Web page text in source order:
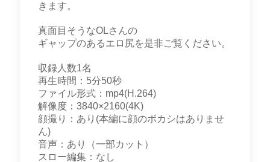
きます。
真面目そうなOLさんの
ギャップのあるエロ尻を是非ご覧ください。
収録人数1名
再生時間：5分50秒
ファイル形式：mp4(H.264)
解像度：3840×2160(4K)
顔撮り：あり(本編に顔のボカシはありませ
ん)
音声：あり（一部カット）
スロー編集：なし